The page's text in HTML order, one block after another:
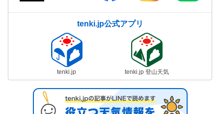
tenki.jp公式アプリ
tenki.jp tenki.jp 登山天気